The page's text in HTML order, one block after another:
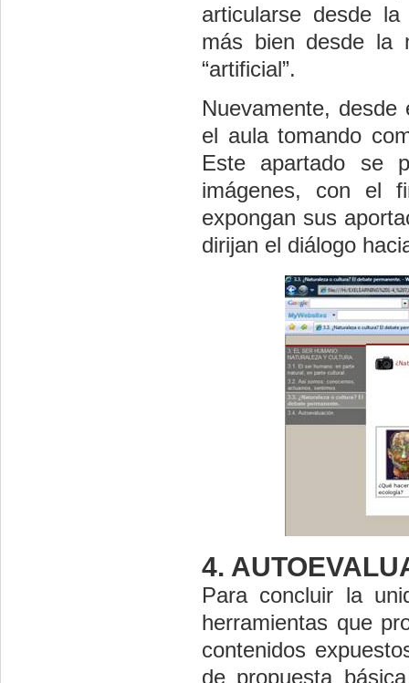
articularse desde
más bien desde la
“artificial”.
Nuevamente,
el aula tomando
Este apartado se
imágenes, con el
expongan sus
dirijan el diálogo
4.
Para concluir la
herramientas que
contenidos
de propuesta